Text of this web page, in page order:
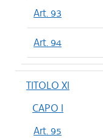
Art. 93
Art. 94
TITOLO XI
CAPO I
Art. 95